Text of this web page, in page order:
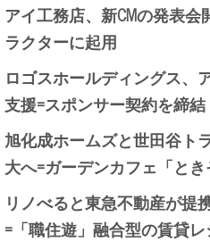
アイ工務店、新CMの発表
ラクターに起用
ロゴスホールディングス、
支援=スポンサー契約を締結
旭化成ホームズと世田谷ト
大へ=ガーデンカフェ「と
リノべると東急不動産が提
=「職住遊」融合型の賃貸